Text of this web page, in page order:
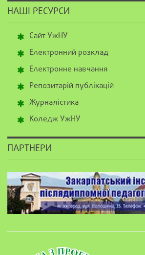
НАШІ РЕСУРСИ
Сайт УжНУ
Електронний розклад
Електронне навчання
Репозитарій публікацій
Журналістика
Коледж УжНУ
ПАРТНЕРИ